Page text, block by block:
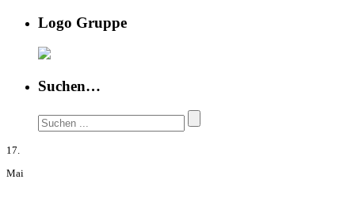
Logo Gruppe
Suchen…
17.
Mai